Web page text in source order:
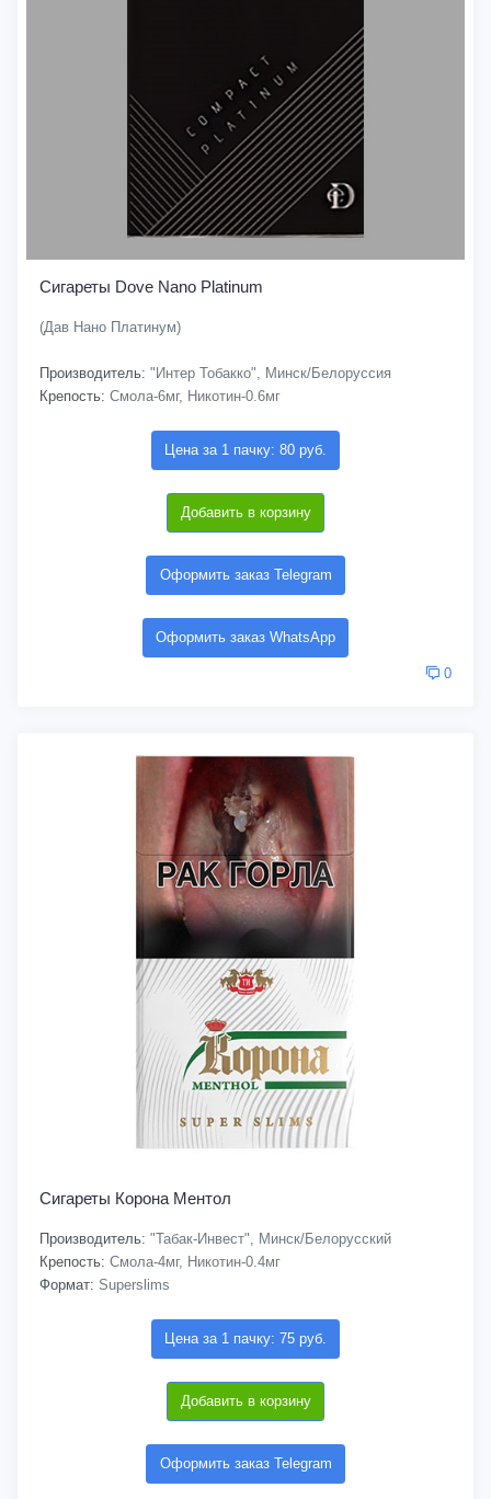
Сигареты Dove Nano Platinum
(Дав Нано Платинум)
Производитель: "Интер Тобакко", Минск/Белоруссия
Крепость: Смола-6мг, Никотин-0.6мг
Цена за 1 пачку: 80 руб.
Добавить в корзину
Оформить заказ Telegram
Оформить заказ WhatsApp
0
Сигареты Корона Ментол
Производитель: "Табак-Инвест", Минск/Белорусский
Крепость: Смола-4мг, Никотин-0.4мг
Формат: Superslims
Цена за 1 пачку: 75 руб.
Добавить в корзину
Оформить заказ Telegram